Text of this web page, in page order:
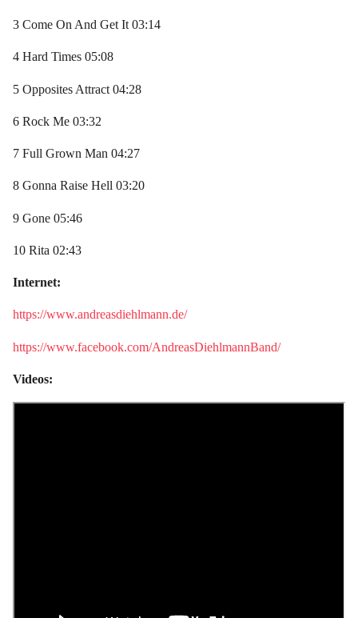
3 Come On And Get It 03:14
4 Hard Times 05:08
5 Opposites Attract 04:28
6 Rock Me 03:32
7 Full Grown Man 04:27
8 Gonna Raise Hell 03:20
9 Gone 05:46
10 Rita 02:43
Internet:
https://www.andreasdiehlmann.de/
https://www.facebook.com/AndreasDiehlmannBand/
Videos: